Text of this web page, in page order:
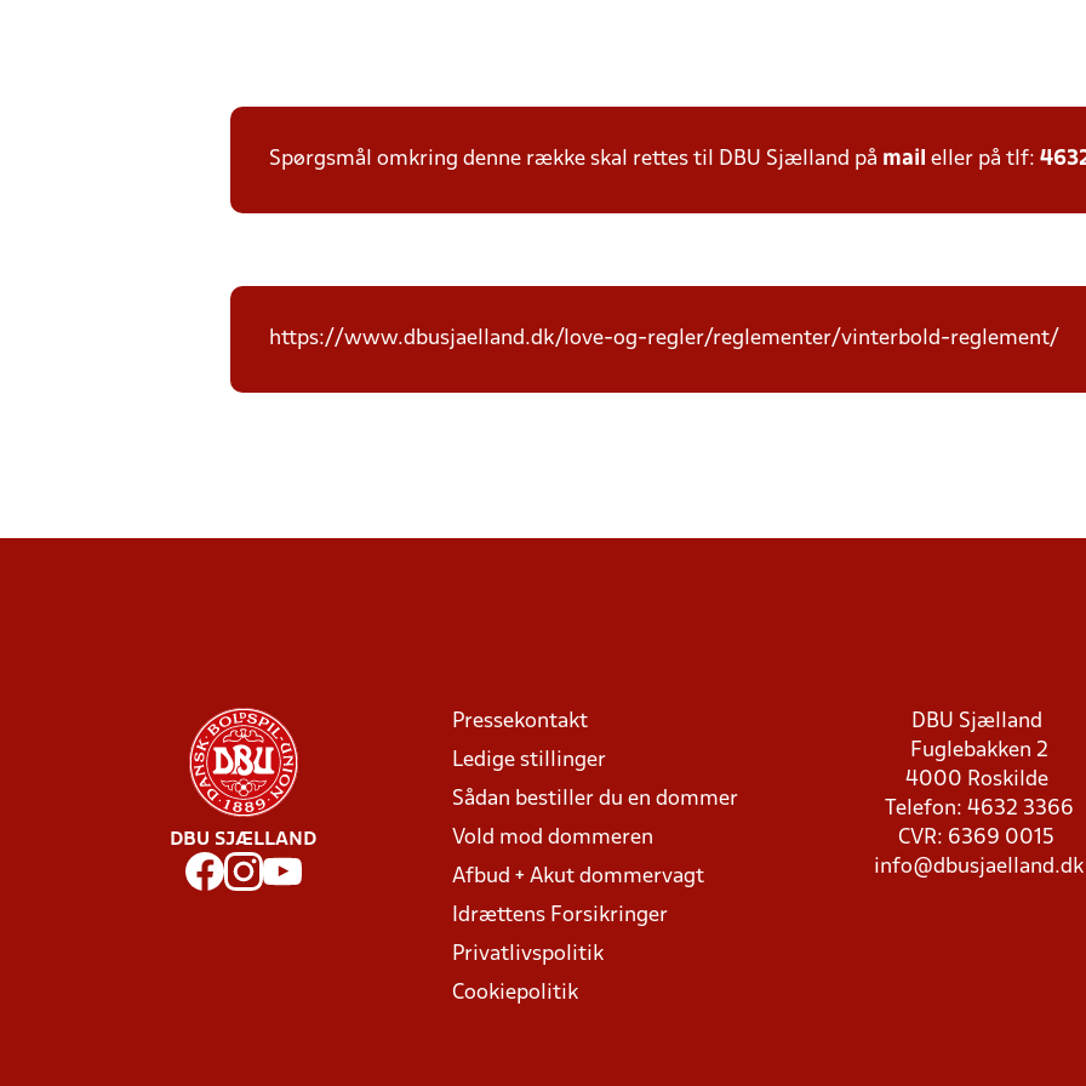
Spørgsmål omkring denne række skal rettes til DBU Sjælland på mail eller på tlf:
https://www.dbusjaelland.dk/love-og-regler/reglementer/vinterbold-reglement/
DBU SJÆLLAND
Pressekontakt
Ledige stillinger
Sådan bestiller du en dommer
Vold mod dommeren
Afbud + Akut dommervagt
Idrættens Forsikringer
Privatlivspolitik
Cookiepolitik
DBU Sjælland
Fuglebakken 2
4000 Roskilde
Telefon: 4632 3366
CVR: 6369 0015
info@dbusjaelland.dk